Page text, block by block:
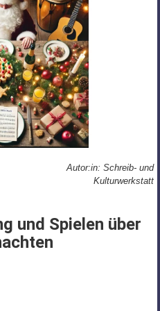
Autor:in: Schreib- und
Kulturwerkstatt
und Spielen über